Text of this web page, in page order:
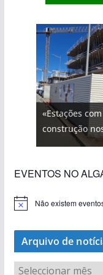
«Estações
construção
EVENTOS NO
Não existem
Arquivo de